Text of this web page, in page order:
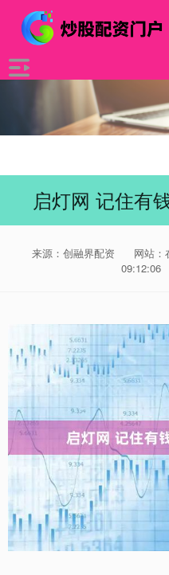
启灯网 记住有
来源：创融界配资 网站：
09:12:06